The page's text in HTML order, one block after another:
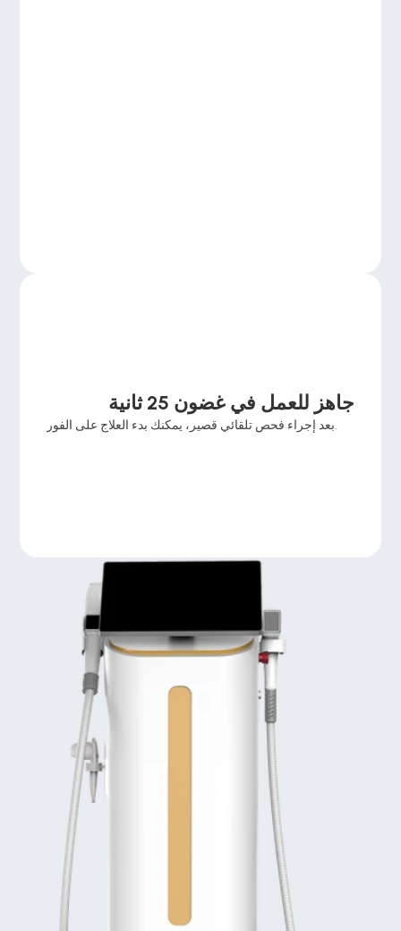
جاهز للعمل في غضون 25 ثانية
بعد إجراء فحص تلقائي قصير، يمكنك بدء العلاج على الفور.